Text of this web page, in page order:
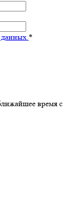
данных.*
время с